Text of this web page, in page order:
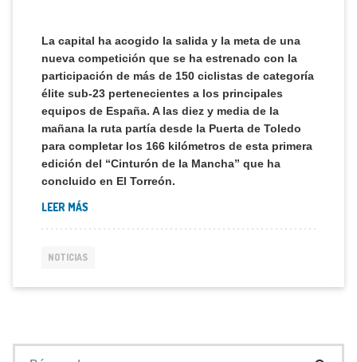
La capital ha acogido la salida y la meta de una
nueva competición que se ha estrenado con la
participación de más de 150 ciclistas de categoría
élite sub-23 pertenecientes a los principales
equipos de España. A las diez y media de la
mañana la ruta partía desde la Puerta de Toledo
para completar los 166 kilómetros de esta primera
edición del “Cinturón de la Mancha” que ha
concluido en El Torreón.
LEER MÁS
NOTICIAS